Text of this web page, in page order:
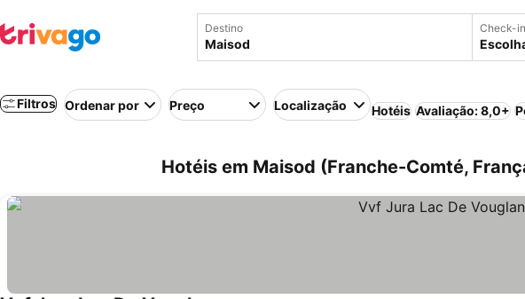
Destino Check-
Filtros Ordenar por Preço Localização Hotéis Avaliação: 8,0+
Hotéis em Maisod (Franche-Comté,